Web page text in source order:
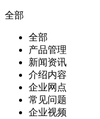
全部
全部
产品管理
新闻资讯
介绍内容
企业网点
常见问题
企业视频